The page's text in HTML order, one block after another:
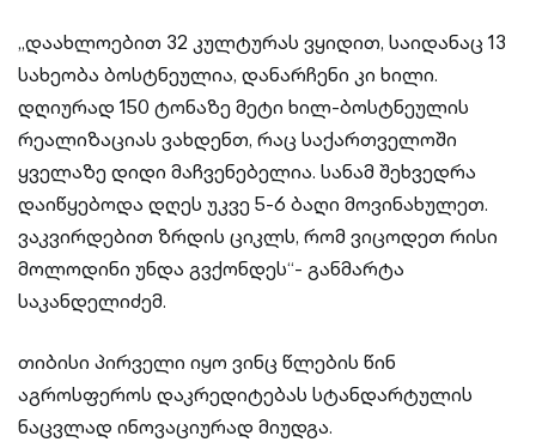
„დაახლოებით 32 კულტურას ვყიდით, საიდანაც 13
სახეობა ბოსტნეულია, დანარჩენი კი ხილი.
დღიურად 150 ტონაზე მეტი ხილ-ბოსტნეულის
რეალიზაციას ვახდენთ, რაც საქართველოში
ყველაზე დიდი მაჩვენებელია. სანამ შეხვედრა
დაიწყებოდა დღეს უკვე 5-6 ბაღი მოვინახულეთ.
ვაკვირდებით ზრდის ციკლს, რომ ვიცოდეთ რისი
მოლოდინი უნდა გვქონდეს“- განმარტა
საკანდელიძემ.
თიბისი პირველი იყო ვინც წლების წინ
აგროსფეროს დაკრედიტებას სტანდარტულის
ნაცვლად ინოვაციურად მიუდგა.